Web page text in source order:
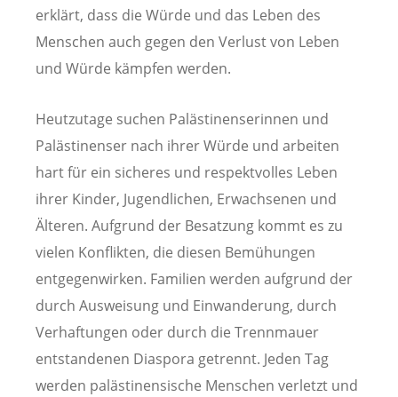
erklärt, dass die Würde und das Leben des
Menschen auch gegen den Verlust von Leben
und Würde kämpfen werden.
Heutzutage suchen Palästinenserinnen und
Palästinenser nach ihrer Würde und arbeiten
hart für ein sicheres und respektvolles Leben
ihrer Kinder, Jugendlichen, Erwachsenen und
Älteren. Aufgrund der Besatzung kommt es zu
vielen Konflikten, die diesen Bemühungen
entgegenwirken. Familien werden aufgrund der
durch Ausweisung und Einwanderung, durch
Verhaftungen oder durch die Trennmauer
entstandenen Diaspora getrennt. Jeden Tag
werden palästinensische Menschen verletzt und